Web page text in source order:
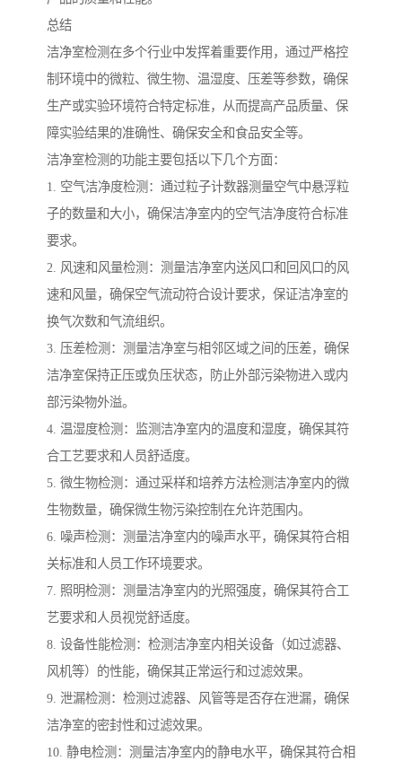
总结
洁净室检测在多个行业中发挥着重要作用，通过严格控
制环境中的微粒、微生物、温湿度、压差等参数，确保
生产或实验环境符合特定标准，从而提高产品质量、保
障实验结果的准确性、确保安全和食品安全等。
洁净室检测的功能主要包括以下几个方面：
1. 空气洁净度检测：通过粒子计数器测量空气中悬浮粒
子的数量和大小，确保洁净室内的空气洁净度符合标准
要求。
2. 风速和风量检测：测量洁净室内送风口和回风口的风
速和风量，确保空气流动符合设计要求，保证洁净室的
换气次数和气流组织。
3. 压差检测：测量洁净室与相邻区域之间的压差，确保
洁净室保持正压或负压状态，防止外部污染物进入或内
部污染物外溢。
4. 温湿度检测：监测洁净室内的温度和湿度，确保其符
合工艺要求和人员舒适度。
5. 微生物检测：通过采样和培养方法检测洁净室内的微
生物数量，确保微生物污染控制在允许范围内。
6. 噪声检测：测量洁净室内的噪声水平，确保其符合相
关标准和人员工作环境要求。
7. 照明检测：测量洁净室内的光照强度，确保其符合工
艺要求和人员视觉舒适度。
8. 设备性能检测：检测洁净室内相关设备（如过滤器、
风机等）的性能，确保其正常运行和过滤效果。
9. 泄漏检测：检测过滤器、风管等是否存在泄漏，确保
洁净室的密封性和过滤效果。
10. 静电检测：测量洁净室内的静电水平，确保其符合相